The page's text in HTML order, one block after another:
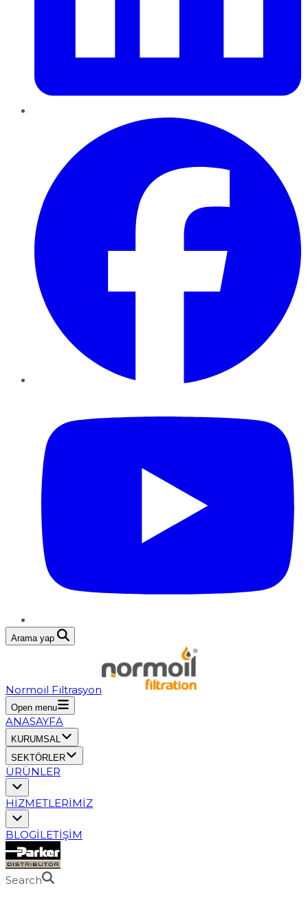
Arama yap
Normoil Filtrasyon
Open menu
ANASAYFA
KURUMSAL
SEKTÖRLER
ÜRÜNLER
HİZMETLERİMİZ
BLOGİLETİŞİM
Search